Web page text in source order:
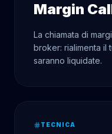
Margin
La chiamata di
broker: rialimenta il
saranno liquidate.
TECNICA